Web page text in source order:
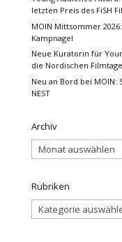
letzten Preis des FiSH
MOIN Mittsommer
Kampnagel
Neue Kuratorin für
die Nordischen
Neu an Bord bei
NEST
Archiv
Archiv
Rubriken
Rubriken